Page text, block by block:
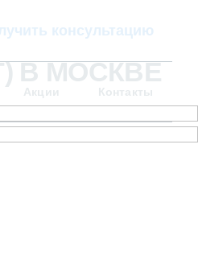
консультацию
Акции Контакты
В МОСКВЕ